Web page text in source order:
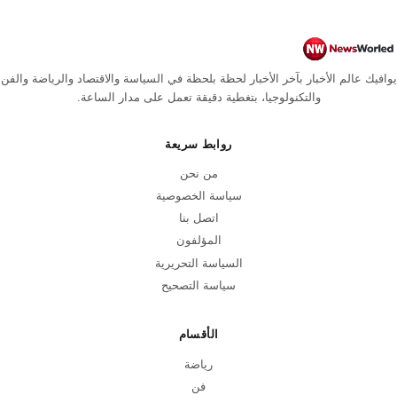
يوافيك عالم الأخبار بآخر الأخبار لحظة بلحظة في السياسة والاقتصاد والرياضة والفن
والتكنولوجيا، بتغطية دقيقة تعمل على مدار الساعة.
روابط سريعة
من نحن
سياسة الخصوصية
اتصل بنا
المؤلفون
السياسة التحريرية
سياسة التصحيح
الأقسام
رياضة
فن